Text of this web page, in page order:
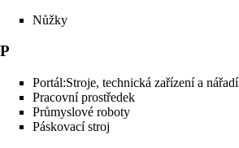
Nůžky
P
Portál:Stroje, technická zařízení a nářadí
Pracovní prostředek
Průmyslové roboty
Páskovací stroj